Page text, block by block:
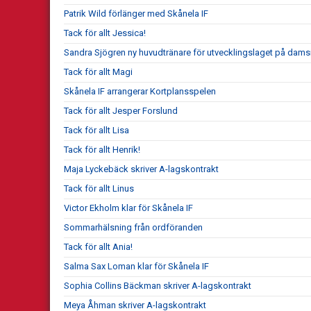
Patrik Wild förlänger med Skånela IF
Tack för allt Jessica!
Sandra Sjögren ny huvudtränare för utvecklingslaget på
Tack för allt Magi
Skånela IF arrangerar Kortplansspelen
Tack för allt Jesper Forslund
Tack för allt Lisa
Tack för allt Henrik!
Maja Lyckebäck skriver A-lagskontrakt
Tack för allt Linus
Victor Ekholm klar för Skånela IF
Sommarhälsning från ordföranden
Tack för allt Ania!
Salma Sax Loman klar för Skånela IF
Sophia Collins Bäckman skriver A-lagskontrakt
Meya Åhman skriver A-lagskontrakt